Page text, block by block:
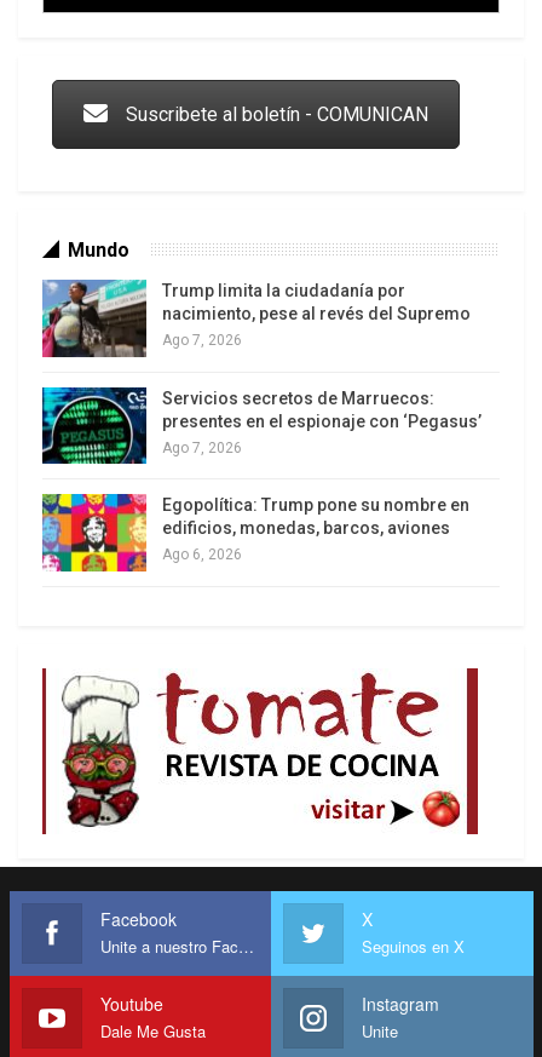
Los latinos le van dando la espalda a Trump
Suscribete al boletín - COMUNICAN
Mundo
Trump limita la ciudadanía por
nacimiento, pese al revés del Supremo
Ago 7, 2026
Servicios secretos de Marruecos:
presentes en el espionaje con ‘Pegasus’
Ago 7, 2026
Egopolítica: Trump pone su nombre en
edificios, monedas, barcos, aviones
Ago 6, 2026
Facebook
Unite a nuestro Facebook
X
Seguinos en X
Youtube
Dale Me Gusta
Instagram
Unite